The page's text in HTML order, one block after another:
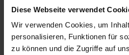
Diese Webseite verwendet
Wir verwenden Cookies, um
personalisieren, Funktionen für
zu können und die Zugriffe auf
lose Ware
September
2025
Januar
2026